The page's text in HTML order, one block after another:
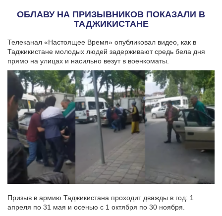
ОБЛАВУ НА ПРИЗЫВНИКОВ ПОКАЗАЛИ В
ТАДЖИКИСТАНЕ
Телеканал «Настоящее Время» опубликовал видео, как в
Таджикистане молодых людей задерживают средь бела дня
прямо на улицах и насильно везут в военкоматы.
Призыв в армию Таджикистана проходит дважды в год: 1
апреля по 31 мая и осенью с 1 октября по 30 ноября.